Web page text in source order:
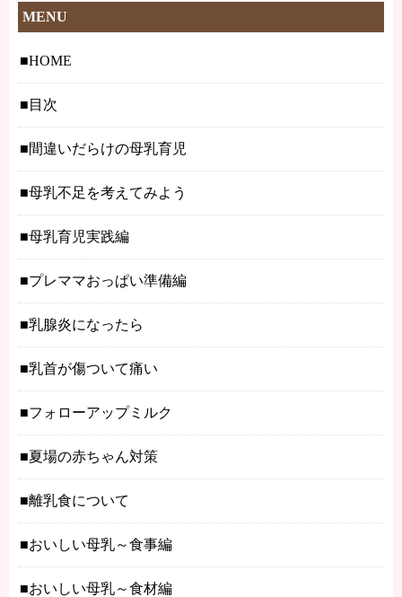
MENU
HOME
目次
間違いだらけの母乳育児
母乳不足を考えてみよう
母乳育児実践編
プレママおっぱい準備編
乳腺炎になったら
乳首が傷ついて痛い
フォローアップミルク
夏場の赤ちゃん対策
離乳食について
おいしい母乳～食事編
おいしい母乳～食材編